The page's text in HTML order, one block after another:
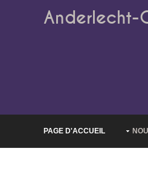
Anderlecht-
PAGE D'ACCUEIL